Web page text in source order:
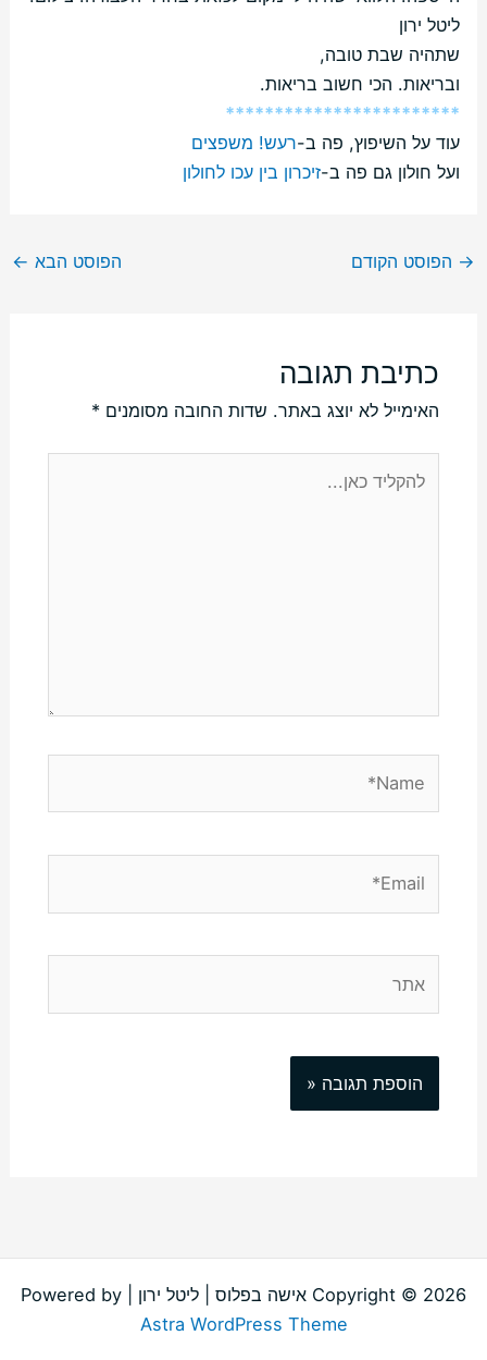
ליטל ירון
שתהיה שבת טובה,
ובריאות. הכי חשוב בריאות.
************************
עוד על השיפוץ, פה ב-רעש! משפצים
ועל חולון גם פה ב-זיכרון בין עכו לחולון
→ הפוסט הקודם הפוסט הבא ←
כתיבת תגובה
האימייל לא יוצג באתר. שדות החובה מסומנים *
כאן...
Copyright © 2026 אישה בפלוס | ליטל ירון | Powered by
Astra WordPress Theme